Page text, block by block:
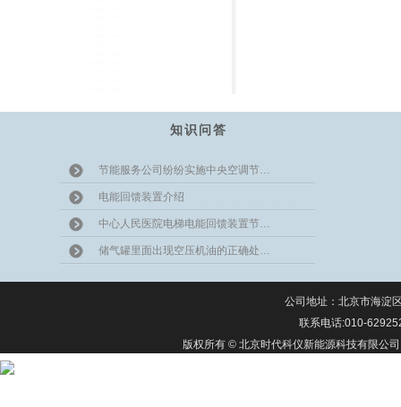
知识问答
节能服务公司纷纷实施中央空调节…
电能回馈装置介绍
中心人民医院电梯电能回馈装置节…
储气罐里面出现空压机油的正确处…
公司地址：北京市海淀
联系电话:010-
版权所有 © 北京时代科仪新能源科技有限公